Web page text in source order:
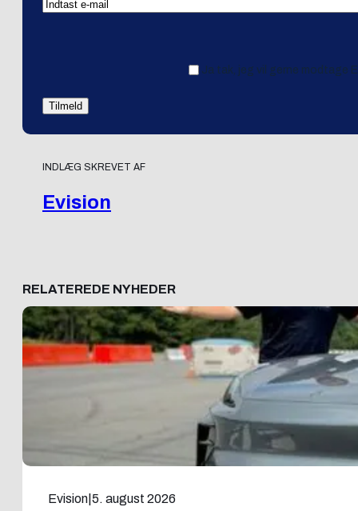
Ja tak, jeg vil gerne modtage
INDLÆG SKREVET AF
Evision
RELATEREDE NYHEDER
Evision 5. august 2026